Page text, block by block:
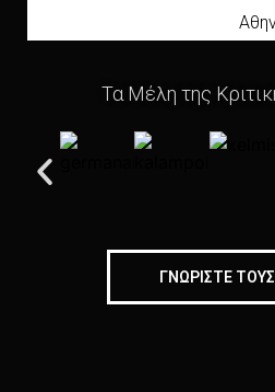
Τα Μέλη της
ΓΝΩΡΙΣΤΕ